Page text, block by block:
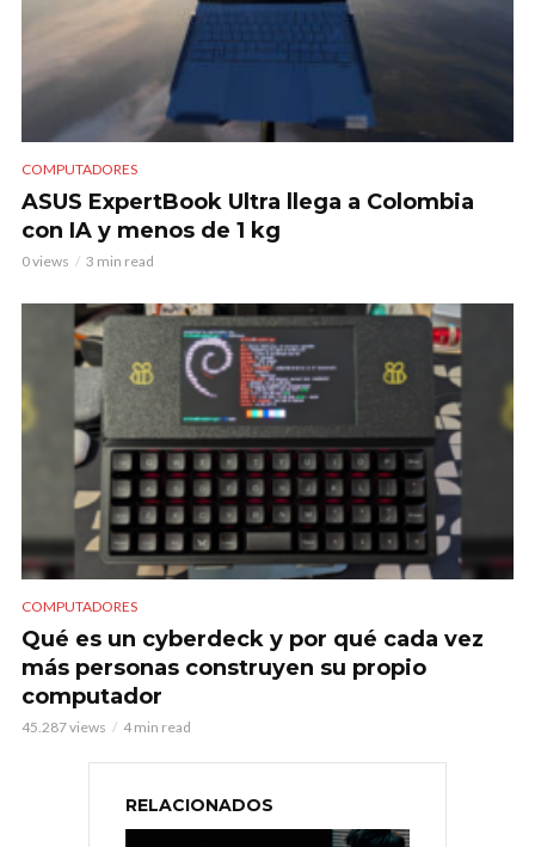
COMPUTADORES
ASUS ExpertBook Ultra llega a Colombia
con IA y menos de 1 kg
0 views 3 min read
COMPUTADORES
Qué es un cyberdeck y por qué cada vez
más personas construyen su propio
computador
45.287 views 4 min read
RELACIONADOS